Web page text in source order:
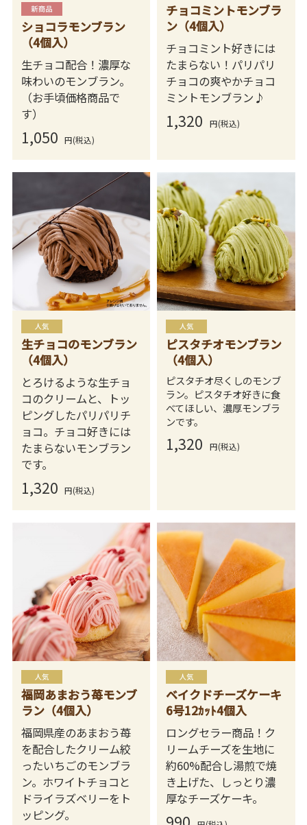
ショコラモンブラン
（4個入）
生チョコ配合！濃厚な
味わいのモンブラン。
（お手頃価格商品で
す）
1,050 円(税込)
チョコミントモンブラ
ン（4個入）
チョコミント好きには
たまらない！パリパリ
チョコの爽やかチョコ
ミントモンブラン♪
1,320 円(税込)
生チョコのモンブラン
（4個入）
とろけるような生チョ
コのクリームと、トッ
ピングしたパリパリチ
ョコ。チョコ好きには
たまらないモンブラン
です。
1,320 円(税込)
ピスタチオモンブラン
（4個入）
ピスタチオ尽くしのモンブ
ラン。ピスタチオ好きに食
べてほしい、濃厚モンブラ
ンです。
1,320 円(税込)
福岡あまおう苺モンブ
ラン（4個入）
福岡県産のあまおう苺
を配合したクリーム絞
ったいちごのモンブラ
ン。ホワイトチョコと
ドライラズベリーをト
ッピング。
ベイクドチーズケーキ
6号12ｶｯﾄ4個入
ロングセラー商品！ク
リームチーズを生地に
約60%配合し湯煎で焼
き上げた、しっとり濃
厚なチーズケーキ。